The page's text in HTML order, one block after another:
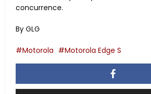
concurrence.
By GLG
Motorola Motorola Edge S